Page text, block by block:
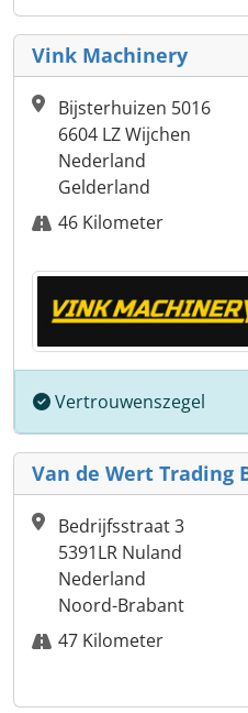
Vink Machinery
Bijsterhuizen 5016
6604 LZ Wijchen
Nederland
Gelderland
46 Kilometer
Vertrouwenszegel
Van de Wert Trading
Bedrijfsstraat 3
5391LR Nuland
Nederland
Noord-Brabant
47 Kilometer